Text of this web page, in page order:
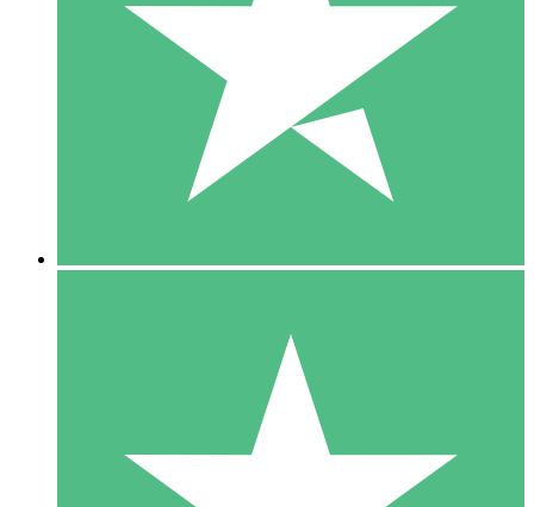
Betala per användning med nedladdningskrediter. Inget
1 Nedladdningar
10 00
10 Nedladdningar
20 00